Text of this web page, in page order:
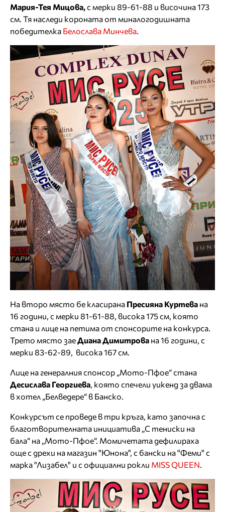
Мария-Тея Мицова, с мерки 89-61-88 и височина 173
см. Тя наследи короната от миналогодишната
победителка Белослава Минчева
На второ място бе класирана Пресияна Куртева на
16 години, с мерки 81-61-88, висока 175 см, която
стана и лице на петима от спонсорите на конкурса.
Трето място заеДиана Димитрова на 16 години, с
мерки 83-62-89, висока 167 см.
Лице на генералния спонсор „Мото-Пфое“ стана
Десислава Георгиева , която спечели уикенд за двама
в хотел „Белведере“ в Банско.
Конкурсът се проведе в три кръга, като започна с
благотворителната инициатива „С тениски на
бала“ на „Мото-Пфое“. Момичетата дефилираха
още с дрехи на магазин "Юнона", с бански на "Феми" с
марка "Лизабел" и с официални рокли MISS QUEEN